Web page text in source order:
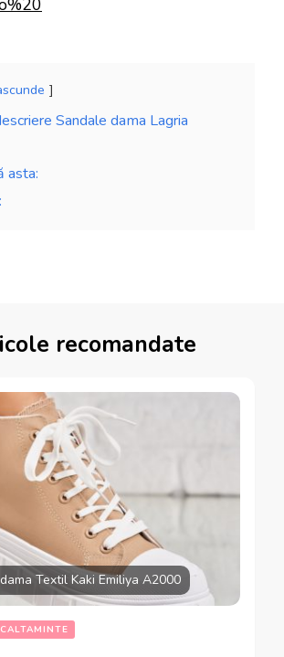
Sandale dama Lagria
asta:
recomandate
Textil Kaki Emiliya A2000